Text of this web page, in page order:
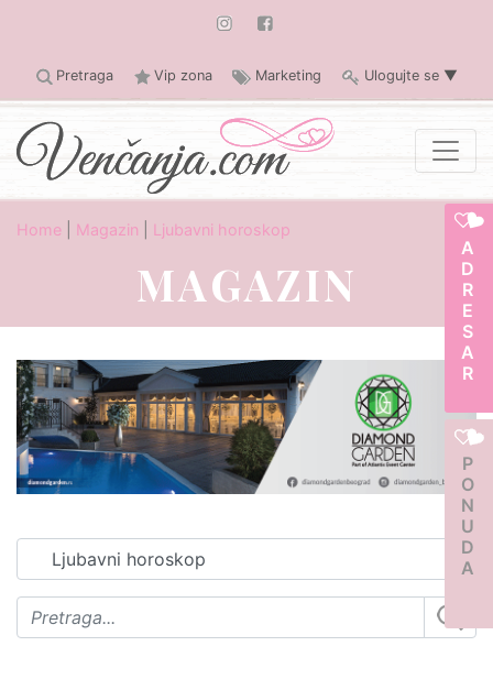
Pretraga Vip zona Marketing Ulogujte se ▼
ADRESAR
PONUDA
Home Magazin Ljubavni horoskop
MAGAZIN